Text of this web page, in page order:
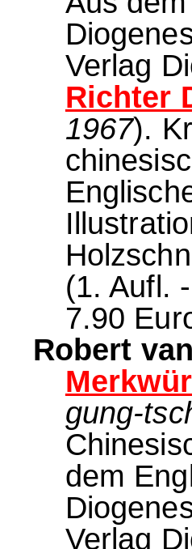
Verlag
Richter
1967).
(1. Aufl.
7.90
Robert
gung-
dem
Verlag